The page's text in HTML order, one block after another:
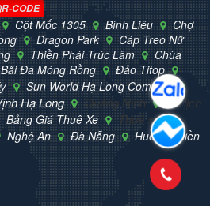
CODE
Cột Mốc 1305 Bình Liêu
Chợ
Dragon Park
Cáp Treo Nữ
Thiền Phái Trúc Lâm
Chùa
Bãi Đá Móng Rồng
Đảo Titop
Sun World Hạ Long Complex
Hạ Long Quảng Ninh
Du lịch
Bảng Giá Thuê Xe
Thuê xe
Nghệ An Đà Nẵng Huế
Miền